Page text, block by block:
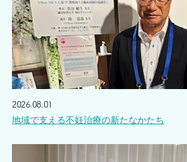
2026.08.01
地域で支える不妊治療の新たなかたち